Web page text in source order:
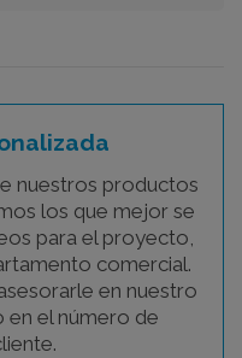
nuestros productos
los que mejor se
para el proyecto,
comercial.
en nuestro
en el número de